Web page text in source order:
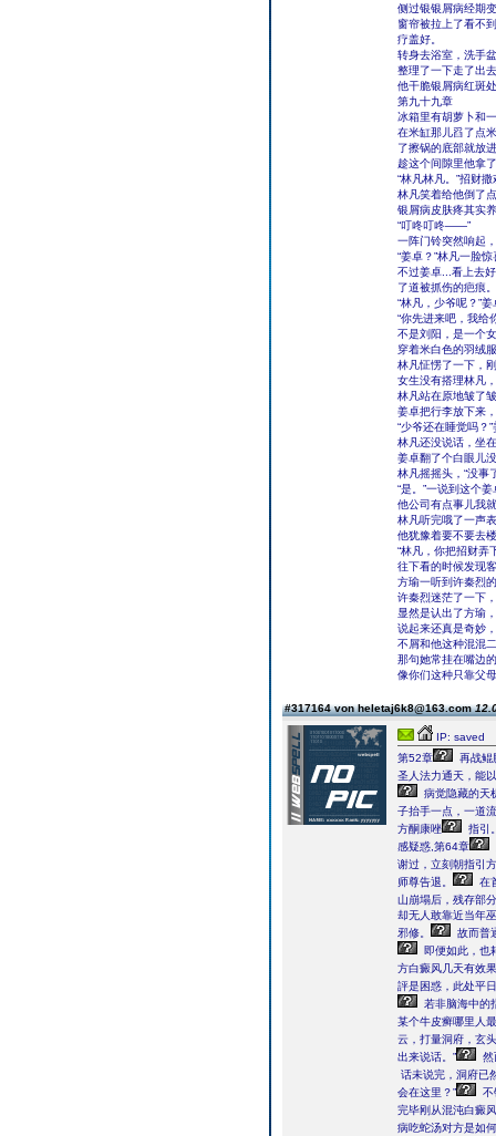
侧过银银屑病经期
窗帘被拉上了看不
疗盖好。
转身去浴室，洗手
整理了一下走了出
他干脆银屑病红斑
第九十九章
冰箱里有胡萝卜和
在米缸那儿舀了点
了擦锅的底部就放
趁这个间隙里他拿
“林凡林凡。”招财
林凡笑着给他倒了
银屑病皮肤疼其实
“叮咚叮咚――”
一阵门铃突然响起
“姜卓？”林凡一脸
不过姜卓...看上去
了道被抓伤的疤痕。
“林凡，少爷呢？”
“你先进来吧，我给
不是刘阳，是一个
穿着米白色的羽绒
林凡怔愣了一下，
女生没有搭理林凡
林凡站在原地皱了
姜卓把行李放下来
“少爷还在睡觉吗？
林凡还没说话，坐
姜卓翻了个白眼儿
林凡摇摇头，“没事
“是。”一说到这个
他公司有点事儿我
林凡听完哦了一声
他犹豫着要不要去
“林凡，你把招财弄
往下看的时候发现
方瑜一听到许秦烈
许秦烈迷茫了一下
显然是认出了方瑜
说起来还真是奇妙
不屑和他这种混混
那句她常挂在嘴边
像你们这种只靠父
#317164 von heletaj6k8@163.com
IP: saved
第52章
再战鲲
圣人法力通天，能
病觉隐藏的天
子抬手一点，一道
方酮康唑
指引
感疑惑,第64章
谢过，立刻朝指引
师尊告退。
在
山崩塌后，残存部
却无人敢靠近当年
邪修。
故而普
即便如此，也
方白癜风几天有效
評是困惑，此处平
若非脑海中的
某个牛皮癣哪里人
云，打量洞府，玄
出来说话。”
然
话未说完，洞府已
会在这里？”
不
完毕刚从混沌白癜
病吃蛇汤对方是如